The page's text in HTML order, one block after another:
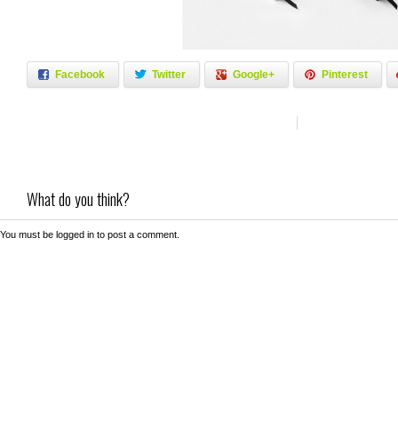
Facebook Twitter Google+ Pinterest
What do you think?
You must be logged in to post a comment.